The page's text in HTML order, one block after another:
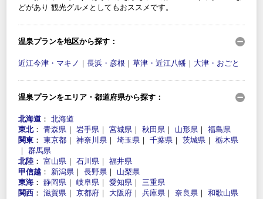
どがあり 観光グルメとしてもおススメです。
温泉プランを地区から探す：
近江今津・マキノ ｜ 長浜・彦根 ｜ 草津・近江八幡 ｜ 大津・おごと
温泉プランをエリア・都道府県から探す：
北海道 ： 北海道
東北： 青森県 ｜ 岩手県 ｜ 宮城県 ｜ 秋田県 ｜ 山形県 ｜ 福島県
関東 ： 東京都 ｜ 神奈川県 ｜ 埼玉県 ｜ 千葉県 ｜ 茨城県 ｜ 栃木県
｜ 群馬県
北陸 ： 富山県 ｜ 石川県 ｜ 福井県
甲信越 ： 新潟県 ｜ 長野県 ｜ 山梨県
東海 ： 静岡県 ｜ 岐阜県 ｜ 愛知県 ｜ 三重県
関西 ： 滋賀県 ｜ 京都府 ｜ 大阪府 ｜ 兵庫県 ｜ 奈良県 ｜ 和歌山県